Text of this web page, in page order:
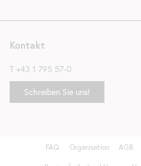
Kontakt
T +43 1 795 57-0
Schreiben Sie uns!
FAQ Organisation AGB